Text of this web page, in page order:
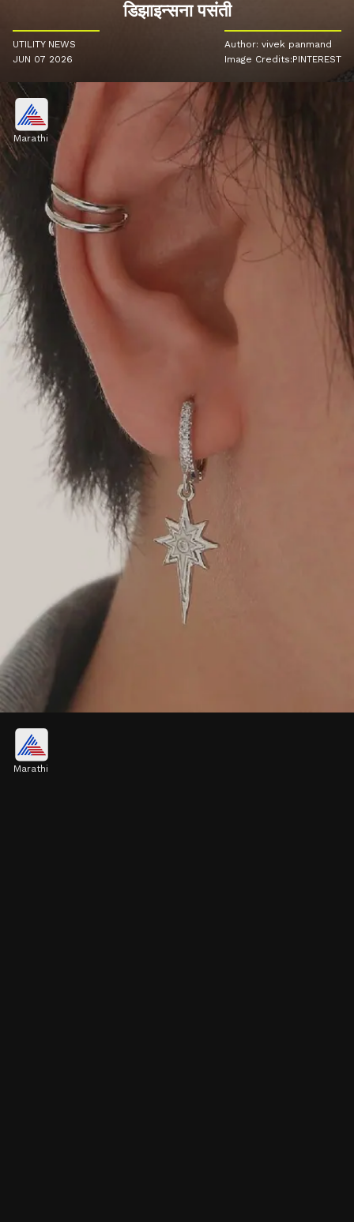
डिझाइन्सना पसंती
UTILITY NEWS
JUN 07 2026
Author: vivek panmand
Image Credits:PINTEREST
Marathi
फॅशन तज्ज्ञांच्या मते, आजची तरुण पिढी भडक दागिन्यांपेक्षा
Marathi